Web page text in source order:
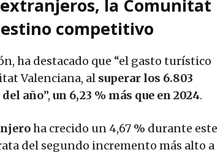
la Comunitat
competitivo
ha destacado que “el gasto turístico
Valenciana, al superar los 6.803
año”, un 6,23 % más que en 2024.
ha crecido un 4,67 % durante este
del segundo incremento más alto a